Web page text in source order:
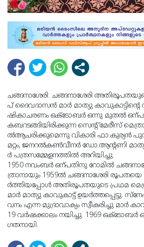
ച​​​​ങ്ങ​​​​നാ​​​​ശേ​​​​രി: ച​​​​ങ്ങ​​​​നാ​​​​ശേ​​​​രി
പ് ദൈ​​​​വ​​​​ദാ​​​​സ​​​​ൻ മാ​​​​ർ മാ​​​​ത്യു
ഷി​​​​കാ​​​​ച​​​​ര​​​​ണം ഒ​​​​ക്ടോ​​​​ബ​​​​ർ ഒ​​​​ന്നു മു​​​​ത​​​​ൽ
ക​​​​ബ​​​​റ​​​​ട​​​​ങ്ങി​​​​യി​​​​രി​​​​ക്കു​​​​ന്ന സെ​​​​ന്‍റ് മേ​​​​രീ​​​​സ്
ൽ​​ആ​​​​ച​​​​രി​​​​ക്കു​​​​മെ​​ന്നു വി​​​​കാ​​​​രി ഫാ.​​​​കു​​​​ര്യ​​​​ൻ
മ​​​​റ്റം, ജ​​​​ന​​​​റ​​​​ൽ​​​​ക​​​​ണ്‍​വീ​​​​ന​​​​ർ ഡോ.​​​​ആ​​​​ന്‍റ​​​​ണി
ർ പ​​​​ത്ര​​​​സ​​​​മ്മേ​​​​ള​​​​ന​​​​ത്തി​​​​ൽ അ​​​​റി​​​​യി​​​​ച്ചു.
1950 ന​​​​വം​​​​ബ​​​​ർ ഒ​​​​ന്പ​​​​തി​​നു റോ​​​​മി​​​​ൽ
ത്രാ​​​​നാ​​​​യും 1959ൽ ​​​​ച​​​​ങ്ങ​​​​നാ​​​​ശേ​​​​രി
ർ​​​​ത്തി​​​​യ​​​​പ്പോ​​​​ൾ അ​​​​തി​​​​രൂ​​​​പ​​​​ത​​​​യു​​​​ടെ പ്ര​​​​ഥ​​​​മ
മാ​​​​ർ മാ​​​​ത്യു കാ​​​​വു​​​​കാ​​​​ട്ട് ഉ​​​​യ​​​​ർ​​​​ത്ത​​​​പ്പെ​​​​ട്ടു.
വ​​​​നം എ​​​​ന്ന മു​​​​ദ്രാ​​​​വാ​​​​ക്യം സ്വീ​​​​ക​​​​രി​​​​ച്ചു മാ​​​​ർ
19 വ​​​​ർ​​​​ഷ​​​​ക്കാ​​​​ലം ന​​​​യി​​​​ച്ചു. 1969 ഒ​​​​ക്ടോ​​​​ബ​​​​ർ
ഗ​​​​ത​​​​നാ​​​​യി.